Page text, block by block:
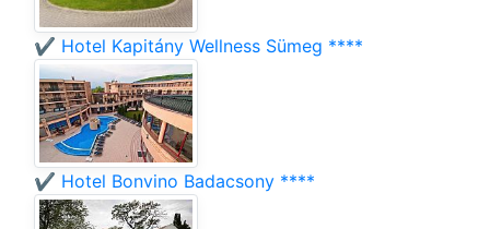
✔️ Hotel Kapitány Wellness Sümeg ****
✔️ Hotel Bonvino Badacsony ****